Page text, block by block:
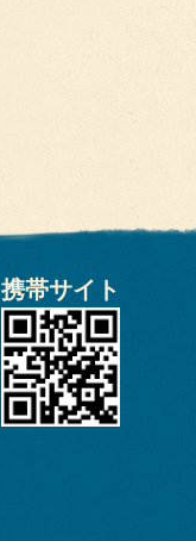
携帯サイト